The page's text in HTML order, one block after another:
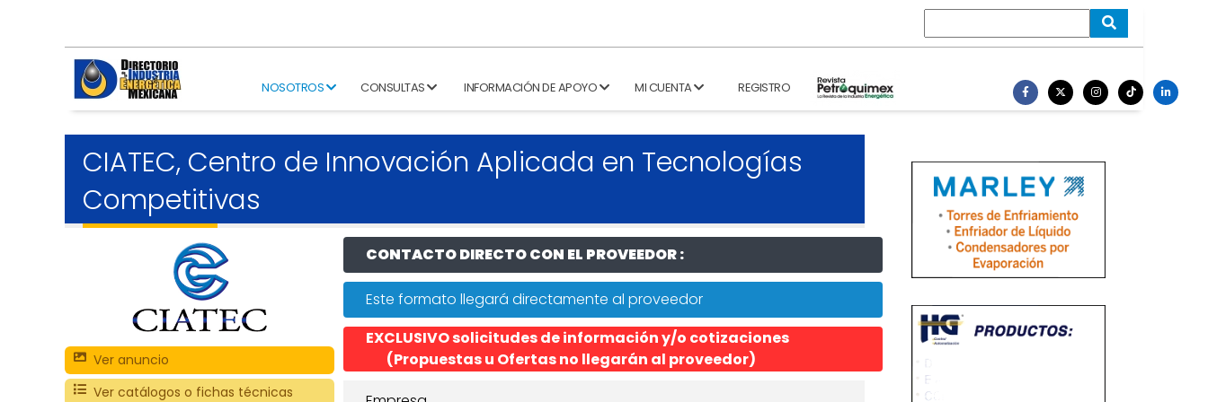
NOSOTROS CONSULTAS INFORMACIÓN DE APOYO MI CUENTA REGISTRO
CIATEC, Centro de Innovación Aplicada en Tecnologías
Competitivas
Ver anuncio
Ver catálogos o fichas técnicas
CONTACTO DIRECTO CON EL PROVEEDOR :
Este formato llegará directamente al proveedor
EXCLUSIVO solicitudes de información y/o cotizaciones
(Propuestas u Ofertas no llegarán al proveedor)